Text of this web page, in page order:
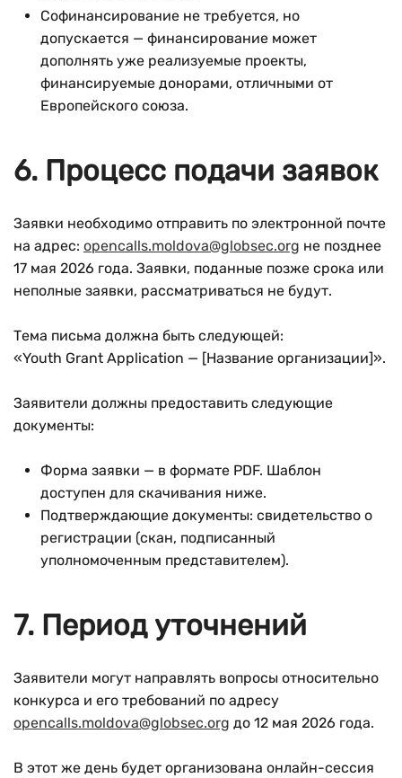
Софинансирование не требуется, но
допускается — финансирование может
дополнять уже реализуемые проекты,
финансируемые донорами, отличными от
Европейского союза.
6. Процесс подачи заявок
Заявки необходимо отправить по электронной почте
на адрес: opencalls.moldova@globsec.org не позднее
17 мая 2026 года. Заявки, поданные позже срока или
неполные заявки, рассматриваться не будут.
Тема письма должна быть следующей:
«Youth Grant Application — [Название организации]».
Заявители должны предоставить следующие
документы:
Форма заявки — в формате PDF. Шаблон
доступен для скачивания ниже.
Подтверждающие документы: свидетельство о
регистрации (скан, подписанный
уполномоченным представителем).
7. Период уточнений
Заявители могут направлять вопросы относительно
конкурса и его требований по адресу
opencalls.moldova@globsec.org до 12 мая 2026 года.
В этот же день будет организована онлайн-сессия